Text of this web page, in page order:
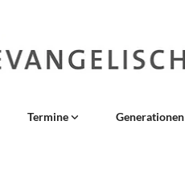
Termine Generationen